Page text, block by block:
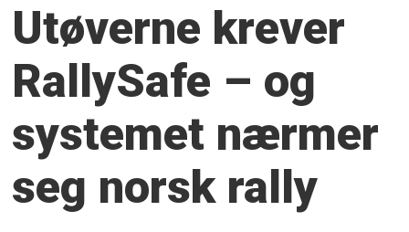
Utøverne krever
RallySafe – og
systemet nærmer
seg norsk rally